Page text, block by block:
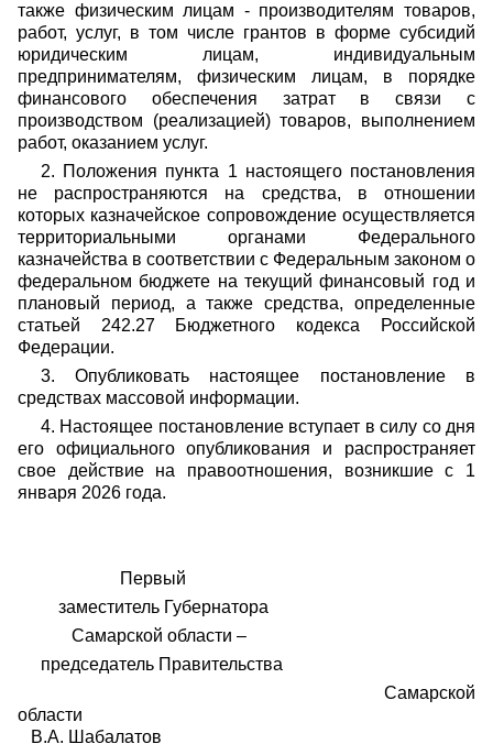
также физическим лицам - производителям товаров,
работ, услуг, в том числе грантов в форме субсидий
юридическим лицам, индивидуальным
предпринимателям, физическим лицам, в порядке
финансового обеспечения затрат в связи с
производством (реализацией) товаров, выполнением
работ, оказанием услуг.
2. Положения пункта 1 настоящего постановления
не распространяются на средства, в отношении
которых казначейское сопровождение осуществляется
территориальными органами Федерального
казначейства в соответствии с Федеральным законом о
федеральном бюджете на текущий финансовый год и
плановый период, а также средства, определенные
статьей 242.27 Бюджетного кодекса Российской
Федерации.
3. Опубликовать настоящее постановление в
средствах массовой информации.
4. Настоящее постановление вступает в силу со дня
его официального опубликования и распространяет
свое действие на правоотношения, возникшие с 1
января 2026 года.
Первый
заместитель Губернатора
Самарской области –
председатель Правительства
Самарской
области
В.А. Шабалатов